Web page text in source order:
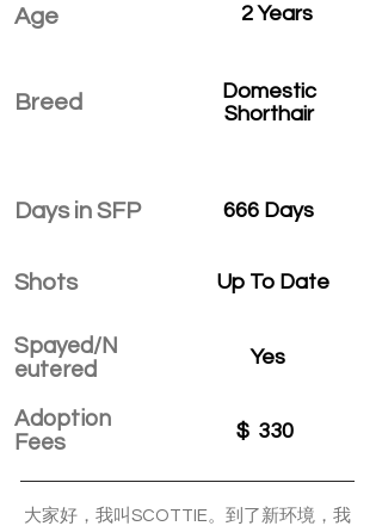
Age
Breed
Days in SFP
Shots
Spayed/N
eutered
Adoption
Fees
2 Years
Domestic
Shorthair
666 Days
Up To Date
Yes
$ 330
大家好，我叫SCOTTIE。到了新环境，我